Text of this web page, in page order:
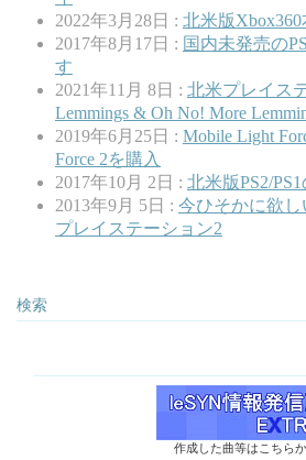
2022年3月28日 : 北米版Xbox360
2017年8月17日 : 国内未発売の
す
2021年11月 8日 : 北米プレイス
Lemmings & Oh No! More
2019年6月25日 : Mobile Light
Force 2を購入
2017年10月 2日 : 北米版PS2/
2013年9月 5日 : 今ひそかに欲
プレイステーション2
検索
作成した曲等はこちら